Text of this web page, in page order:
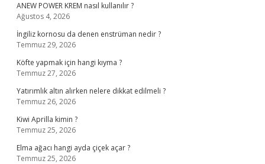
ANEW POWER KREM nasıl kullanılır ?
Ağustos 4, 2026
İngiliz kornosu da denen enstrüman nedir ?
Temmuz 29, 2026
Köfte yapmak için hangi kıyma ?
Temmuz 27, 2026
Yatırımlık altın alırken nelere dikkat edilmeli ?
Temmuz 26, 2026
Kiwi Aprilla kimin ?
Temmuz 25, 2026
Elma ağacı hangi ayda çiçek açar ?
Temmuz 25, 2026